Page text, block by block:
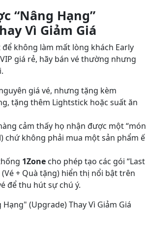
“Nâng Hạng”
Vì Giảm Giá
không làm mất lòng khách Early
giá rẻ, hãy bán vé thường nhưng
giá vé, nhưng tặng kèm
tặng thêm Lightstick hoặc suất ăn
cảm thấy họ nhận được một “món
chứ không phải mua một sản phẩm ế
1Zone cho phép tạo các gói “Last
+ Quà tặng) hiển thị nổi bật trên
để thu hút sự chú ý.